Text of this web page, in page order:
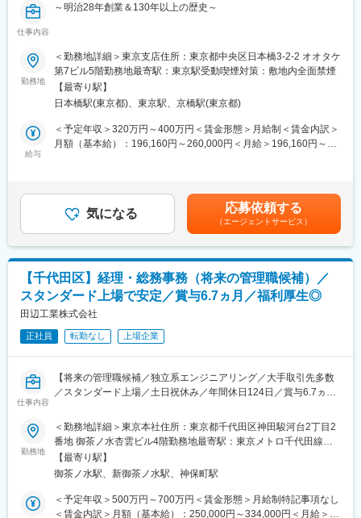
つつあった西洋建築の新技術や近代経営を取り入れ、数々の建築
ます。
■同社魅力：
同社は創業300年を超える中堅ゼネコンです。直近では、建築事
ルやサービスアパートメントなど多彩なニーズに対応した大規模
開発工事を設計施工で手掛け、土木事業においてはアフリカウガ
く、若くして重要なポストに就く人材が多数在籍しています。や
る気や熱意があり、技術力も伴っている人材には成長や昇進のチ
ャンスを多く与えられる風土があります。
変更の範囲：会社の定める業務
仕事内容
～明治28年創業＆130年以上の歴史～
営業事務として事務作業や顧客対応などをお任せします。
営業事務とはいえ、見積もりや受発注などは本社で行いますの
で、
顧客対応や資料作成、社内調整などの業務を行っていただきま
す。
■当社について：
・官公庁、商業施設、マンション、個人邸宅、オフィス、工場、
ます。
・創業は明治28年です。130年以上続く老舗企業として県内シェ
アトップクラス、圧倒的な知名度で地域に貢献しています。
らゆる物件に携わらせていただいています。
◇役職をつけて呼ぶ文化もなければ、社長室もなく、上下関係を
あまり感じないゆるい社風です。
技士の資格学校の費用補助を100％させていただいています。
勤務地
＜勤務地詳細＞東京支店住所：東京都中央区日本橋3-2-2 オオタケ
第7ビル5階勤務地最寄駅：東京駅受動喫煙対策：敷地内全面禁煙
【最寄り駅】
日本橋駅(東京都)、東京駅、京橋駅(東京都)
給与
＜予定年収＞320万円～400万円＜賃金形態＞月給制＜賃金内訳＞
月額（基本給）：196,160円～260,000円＜月給＞196,160円～
までも目安の金額であり、選考を通じて上下する可能性がありま
す。月給(月額)は固定手当を含めた表記です。
気になる 応募依頼する
（エージェントサービス）
【千代田区】経理・総務事務（将来の管理職候補）／
スタンダード上場で安定／賞与6.7ヵ月／福利厚生◎
田辺工業株式会社
正社員 転勤なし 上場企業
仕事内容
【将来の管理職候補／独立系エンジニアリング／大手取引先多数
／スタンダード上場／土日祝休み／年間休日124日／賞与6.7ヵ月
■職務内容：
事務職として、営業所内の就業管理からお客様への見積書提出と
いった工事事務、来客対応や電話応対までを一貫して対応してい
ただきます。
一部経理的な業務要素もあり、一つの分野でなく幅広く対応いた
だきます。
勤務地
＜勤務地詳細＞東京本社住所：東京都千代田区神田駿河台2丁目2
番地 御茶ノ水杏雲ビル4階勤務地最寄駅：東京メトロ千代田線／
新御茶ノ水駅受動喫煙対策：屋内全面禁煙
【最寄り駅】
御茶ノ水駅、新御茶ノ水駅、神保町駅
＜予定年収＞500万円～700万円＜賃金形態＞月給制特記事項なし
＜賃金内訳＞月額（基本給）：250,000円～334,000円＜月給＞